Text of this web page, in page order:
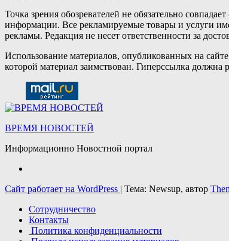
Точка зрения обозревателей не обязательно
информации. Все рекламируемые товары и услуги
рекламы. Редакция не несет ответственности за
Использование материалов, опубликованных на сайте
которой материал заимствован. Гиперссылка должна
ВРЕМЯ НОВОСТЕЙ
Информационно Новостной портал
Сайт работает на WordPress | Тема: Newsup, автор
Сотрудничество
Контакты
Политика конфиденциальности